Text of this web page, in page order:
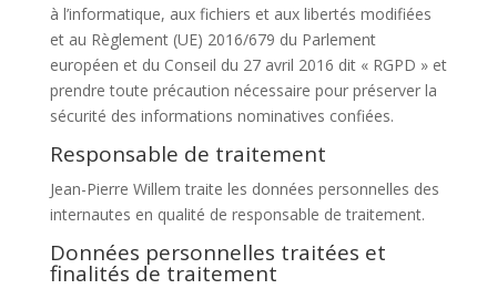
à l’informatique, aux fichiers et aux libertés modifiées
et au Règlement (UE) 2016/679 du Parlement
européen et du Conseil du 27 avril 2016 dit « RGPD » et
prendre toute précaution nécessaire pour préserver la
sécurité des informations nominatives confiées.
Responsable de traitement
Jean-Pierre Willem traite les données personnelles des
internautes en qualité de responsable de traitement.
Données personnelles traitées et
finalités de traitement